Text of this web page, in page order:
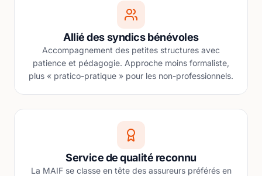
Allié des syndics bénévoles
Accompagnement des petites structures avec
patience et pédagogie. Approche moins formaliste,
plus « pratico-pratique » pour les non-professionnels.
Service de qualité reconnu
La MAIF se classe en tête des assureurs préférés en